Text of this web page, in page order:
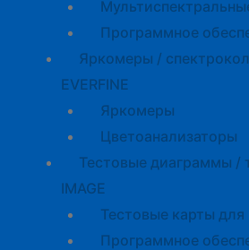
Программное
Яркомеры /
EVERFINE
Яркомеры
Цветоанализаторы
Тестовые диаграммы /
IMAGE
Тестовые карты
Программное